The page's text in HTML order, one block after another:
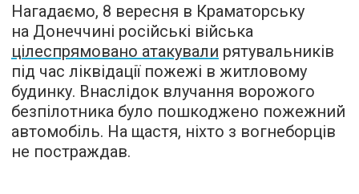
Нагадаємо, 8 вересня в Краматорську
на Донеччині російські війська
цілеспрямовано атакували рятувальників
під час ліквідації пожежі в житловому
будинку. Внаслідок влучання ворожого
безпілотника було пошкоджено пожежний
автомобіль. На щастя, ніхто з вогнеборців
не постраждав.